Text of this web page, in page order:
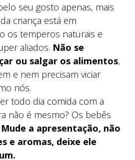
seu gosto apenas, mais
criança está em
os temperos naturais e
aliados. Não se
ou salgar os alimentos,
e nem precisam viciar
nós.
todo dia comida com a
não é mesmo? Os bebês
Mude a apresentação, não
e aromas, deixe ele